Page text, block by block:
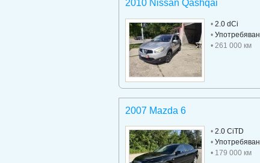
2010 Nissan Qashqai
• 2.0 dCi
• Употребяван
• 261 000 км
2007 Mazda 6
• 2.0 CiTD
• Употребяван
• 179 000 км